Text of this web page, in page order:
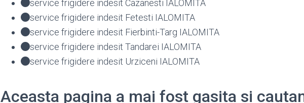
service frigidere indesit Cazanesti IALOMITA
service frigidere indesit Fetesti IALOMITA
service frigidere indesit Fierbinti-Targ IALOMITA
service frigidere indesit Tandarei IALOMITA
service frigidere indesit Urziceni IALOMITA
Aceasta pagina a mai fost gasita si